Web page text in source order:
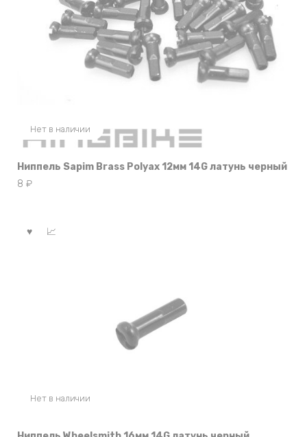
Нет в наличии
Ниппель Sapim Brass Polyax 12мм 14G латунь черный
8 ₽
Нет в наличии